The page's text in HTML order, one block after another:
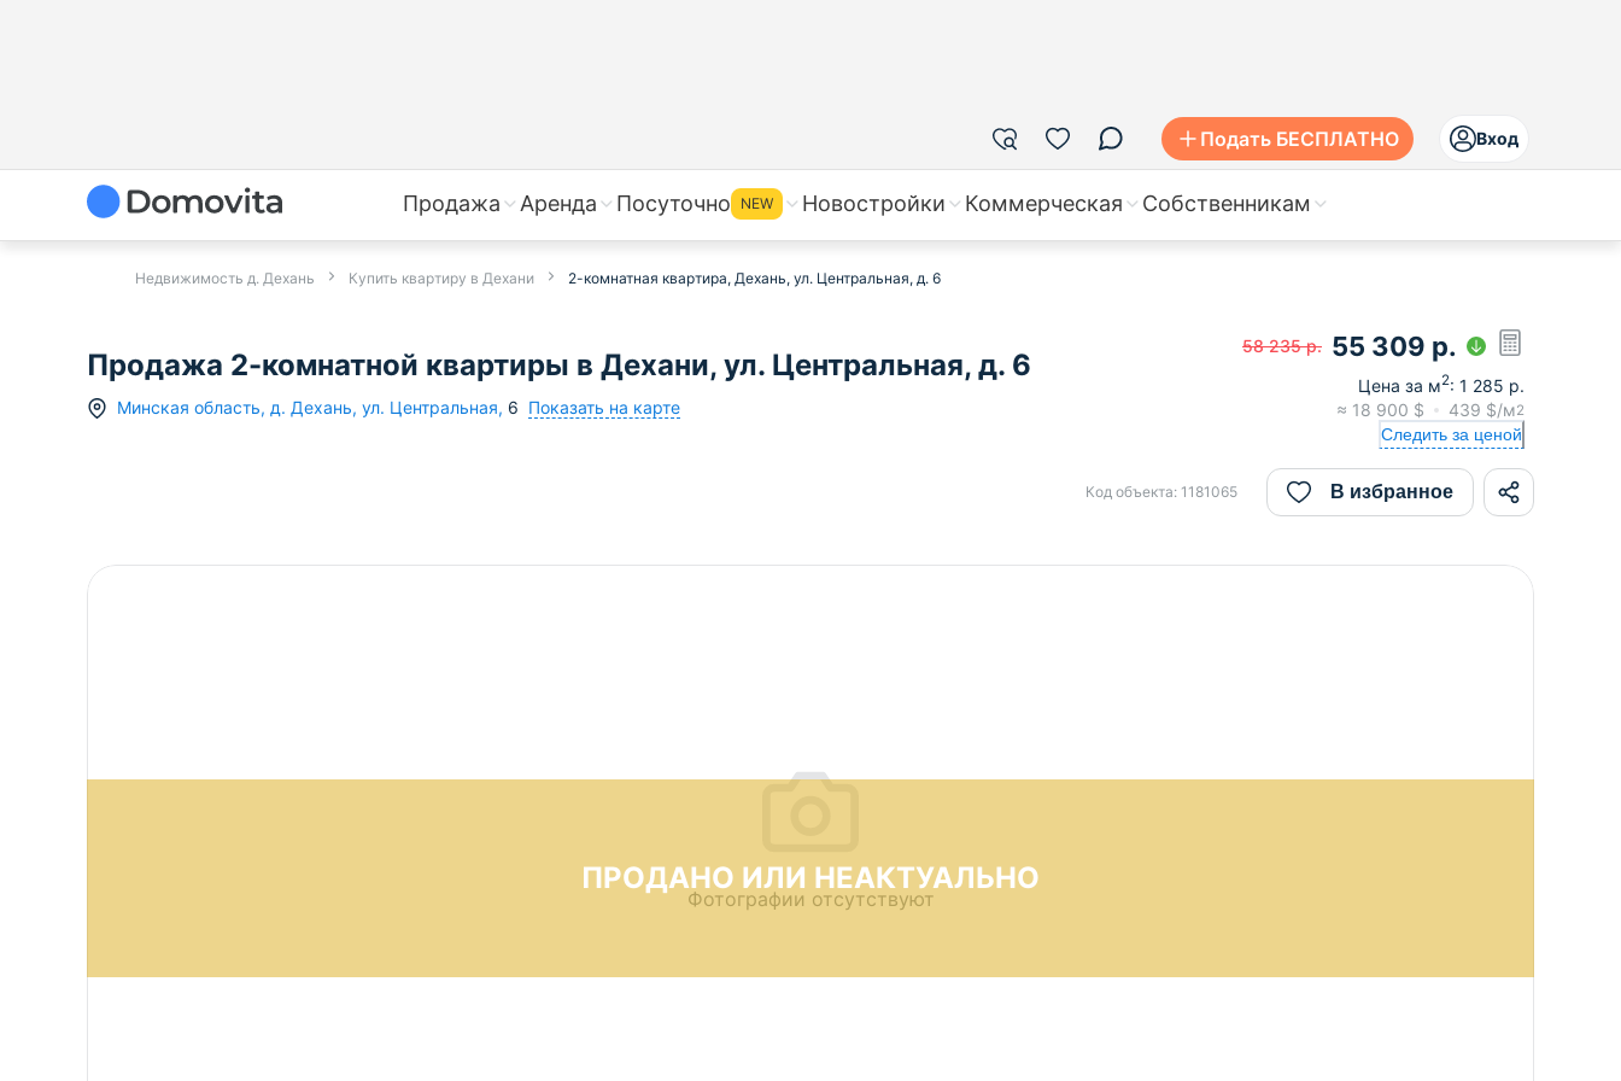
Подать БЕСПЛАТНО Вход
Продажа Аренда Посуточно NEW Новостройки Коммерческая Собственникам
Недвижимость д. Дехань Купить квартиру в Дехани 2-комнатная квартира, Дехань, ул. Центральная, д. 6
Продажа 2-комнатной квартиры в Дехани, ул. Центральная, д. 6
Минская область, д. Дехань, ул. Центральная, 6 Показать на карте
58 235 р. 55 309 р.
Цена за м2: 1 285 р.
≈ 18 900 $ 439 $/м2
Следить за ценой
Код объекта: 1181065 В избранное
ПРОДАНО ИЛИ НЕАКТУАЛЬНО
Фотографии отсутствуют